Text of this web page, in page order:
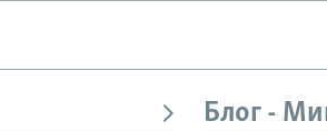
Блог -